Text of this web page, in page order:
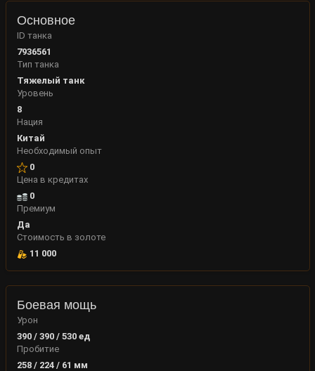
Основное
ID танка
7936561
Тип танка
Тяжелый танк
Уровень
8
Нация
Китай
Необходимый опыт
0
Цена в кредитах
0
Премиум
Да
Стоимость в золоте
11 000
Боевая мощь
Урон
390 / 390 / 530 ед
Пробитие
258 / 224 / 61 мм